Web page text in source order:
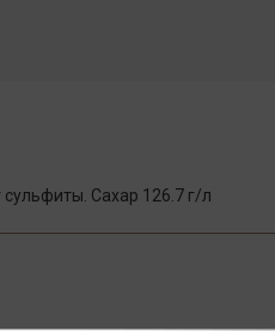
Сахар 126.7 г/л